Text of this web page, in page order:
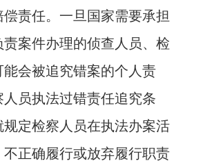
责任。一旦国家需要承担
案件办理的侦查人员、检
会被追究错案的个人责
员执法过错责任追究条
定检察人员在执法办案活
正确履行或放弃履行职责